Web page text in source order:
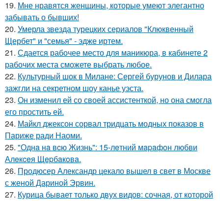
19. Мне нравятся женщины, которые умеют элегантно
забывать о бывших!
20. Умерла звезда турецких сериалов "Клюквенный
Щербет" и "семья" - эдже иртем.
21. Сдается рабочее место для маникюра, в кабинете 2
рабочих места сможете выбрать любое.
22. Культурный шок в Милане: Сергей бурунов и Дилара
зажгли на секретном шоу канье уэста.
23. Он изменил ей со своей ассистенткой, но она смогла
его простить ей.
24. Майкл джексон сорвал тридцать модных показов в
Париже ради Наоми.
25. "Однa нa вcю Жизнь": 15-лeтний мapaфoн любви
Алeкceя Щepбaкoвa.
26. Продюсер Александр цекало вышел в свет в Москве
с женой Дариной Эрвин.
27. Курица бывает только двух видов: сочная, от которой